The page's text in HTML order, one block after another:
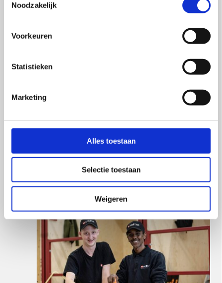
Noodzakelijk
Voorkeuren
Statistieken
Marketing
Alles toestaan
Selectie toestaan
Weigeren
Wat is de NEN 1010 Veiligheid?
De NEN 1010 is een reeds Nederlandse
veiligheidsbepalingen voor laagspanningsinstallaties
NEN normen zijn geen wetten maar afspraken,
gemaakt.
Vul het formulier hiernaast in en dan komen we zo snel